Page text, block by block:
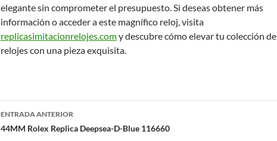
elegante sin comprometer el presupuesto. Si deseas obtener más
información o acceder a este magnífico reloj, visita
replicasimitacionrelojes.comy descubre cómo elevar tu colección de
relojes con una pieza exquisita.
Navegación
de
ENTRADA ANTERIOR
44MM Rolex Replica Deepsea-D-Blue 116660